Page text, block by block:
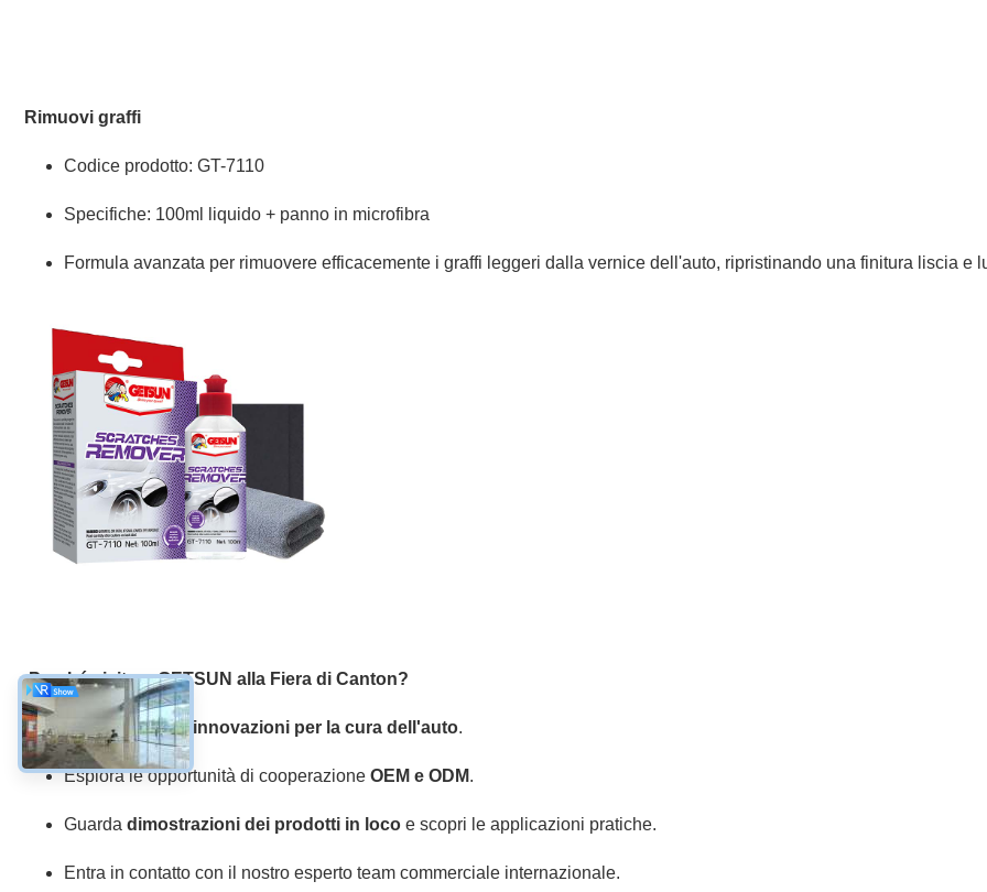
Rimuovi graffi
Codice prodotto: GT-7110
Specifiche: 100ml liquido + panno in microfibra
Formula avanzata per rimuovere efficacemente i graffi leggeri dalla vernice dell'auto, ripristinando una finitura liscia e